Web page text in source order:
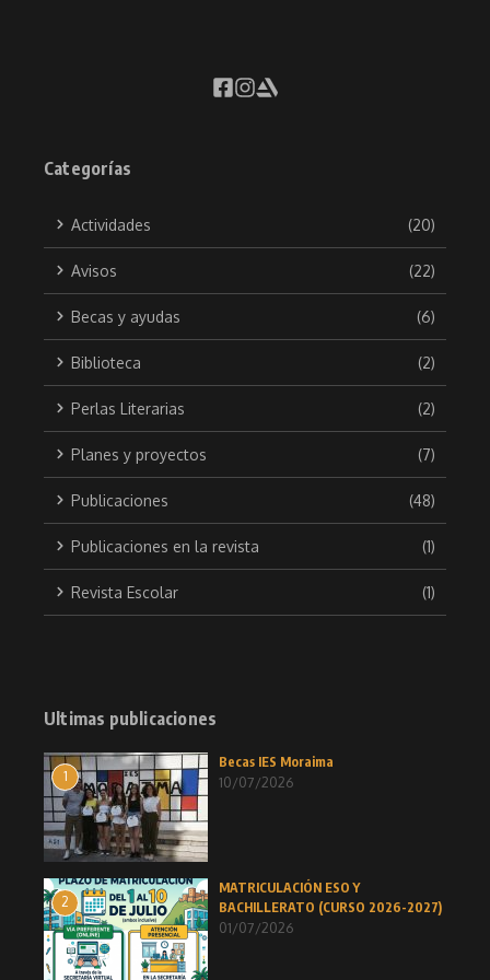
Categorías
Actividades (20)
Avisos (22)
Becas y ayudas (6)
Biblioteca (2)
Perlas Literarias (2)
Planes y proyectos (7)
Publicaciones (48)
Publicaciones en la revista (1)
Revista Escolar (1)
Ultimas publicaciones
1
Becas IES Moraima
10/07/2026
2
MATRICULACIÓN ESO Y
BACHILLERATO (CURSO 2026-2027)
01/07/2026